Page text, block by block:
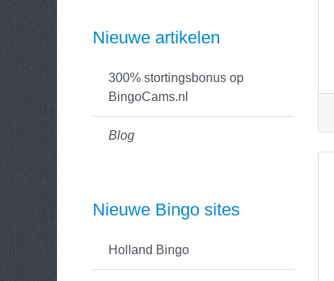
Nieuwe artikelen
300% stortingsbonus op
BingoCams.nl
Blog
Nieuwe Bingo sites
Holland Bingo